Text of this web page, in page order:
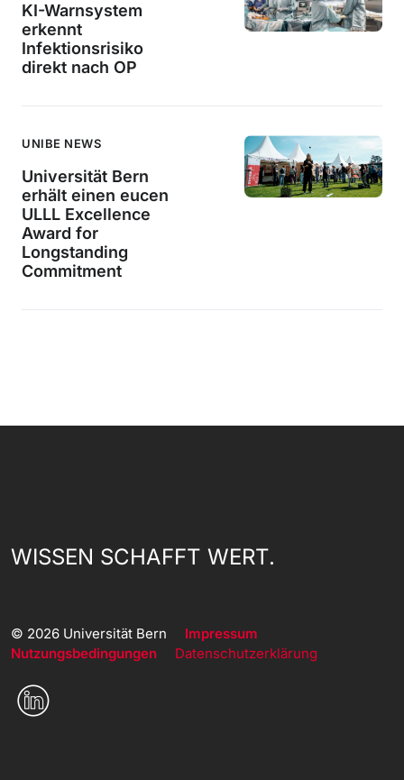
KI-Warnsystem
erkennt
Infektionsrisiko
direkt nach OP
UNIBE NEWS
Universität Bern
erhält einen eucen
ULLL Excellence
Award for
Longstanding
Commitment
WISSEN SCHAFFT WERT.
© 2026 Universität Bern Impressum
Nutzungsbedingungen
Datenschutzerklärung